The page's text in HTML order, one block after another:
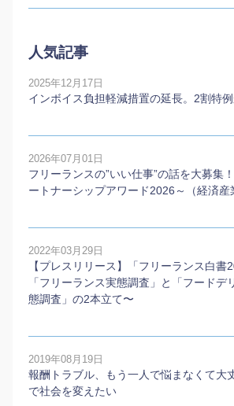
人気記事
2025年12月17日
インボイス負担軽減措置の延長。2割特
2026年07月01日
フリーランスの”いい仕事”の話を大募集
ートナーシップアワード2026～（経済産
2022年03月29日
【プレスリリース】「フリーランス白書
「フリーランス実態調査」と「フードデ
態調査」の2本⽴て〜
2019年08月19日
報酬トラブル、もう一人で悩まなくて大
で社会を変えたい